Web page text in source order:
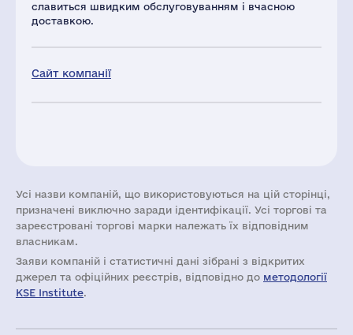
славиться швидким обслуговуванням і вчасною
доставкою.
Сайт компанії
Усі назви компаній, що використовуються на цій сторінці,
призначені виключно заради ідентифікації. Усі торгові та
зареєстровані торгові марки належать їх відповідним
власникам.
Заяви компаній i статистичні дані зібрані з відкритих
джерел та офіційних реєстрів, відповідно до методології
KSE Institute.